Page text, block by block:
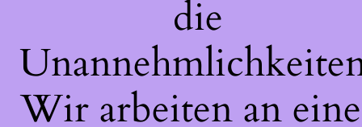
die
Wir arbeiten an